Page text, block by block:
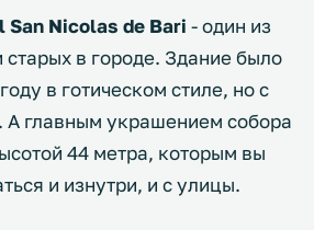
San Nicolas de Bari - один из
в городе. Здание было
в готическом стиле, но с
А главным украшением собора
44 метра, которым вы
и изнутри, и с улицы.